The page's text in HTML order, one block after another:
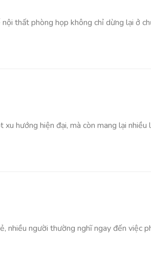
thất phòng họp không chỉ dừng lại ở
hướng hiện đại, mà còn mang lại
nhiều người thường nghĩ ngay đến việc